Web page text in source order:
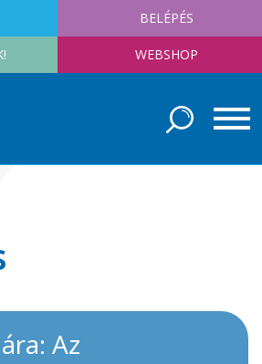
BELÉPÉS
WEBSHOP
Az